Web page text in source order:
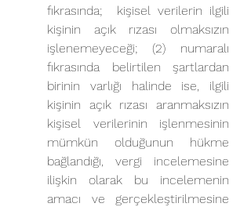
fıkrasında;  kişisel verilerin ilgili
kişinin açık rızası olmaksızın
işlenemeyeceği; (2) numaralı
fıkrasında belirtilen şartlardan
birinin varlığı halinde ise, ilgili
kişinin açık rızası aranmaksızın
kişisel verilerinin işlenmesinin
mümkün olduğunun hükme
bağlandığı, vergi incelemesine
ilişkin olarak bu incelemenin
amacı ve gerçekleştirilmesine